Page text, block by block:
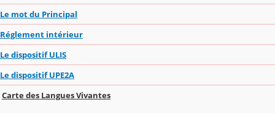
Le mot du Principal
Réglement intérieur
Le dispositif ULIS
Le dispositif UPE2A
Carte des Langues Vivantes